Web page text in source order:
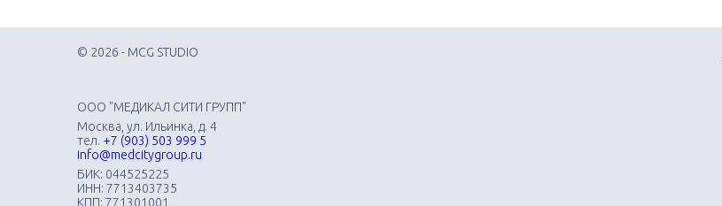
© 2026 - MCG STUDIO
ООО "МЕДИКАЛ СИТИ ГРУПП"
Москва, ул. Ильинка, д. 4
тел. +7 (903) 503 999 5
info@medcitygroup.ru
БИК: 044525225
ИНН: 7713403735
КПП: 771301001